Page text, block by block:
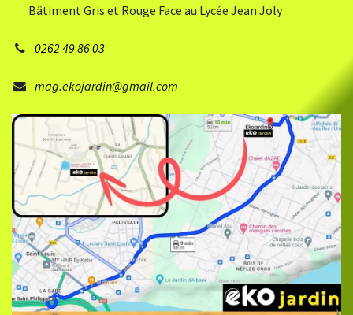
Bâtiment Gris et Rouge Face au Lycée Jean Joly
0262 49 86 03
mag.ekojardin@gmail.com